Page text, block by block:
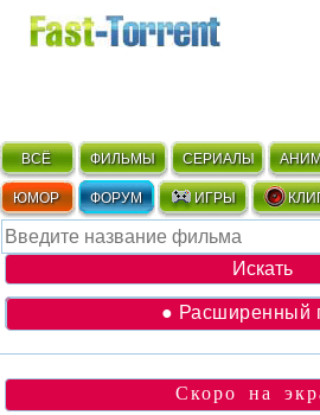
ВСЁ ФИЛЬМЫ СЕРИАЛЫ
ЮМОР ФОРУМ ИГРЫ
● Расширенный
Скоро на